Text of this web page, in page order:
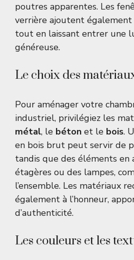
poutres apparentes. Les
verrière ajoutent
tout en laissant entrer une
généreuse.
Le choix des
Pour aménager votre
industriel, privilégiez les
métal, le béton et le bois.
en bois brut peut servir de
tandis que des éléments en
étagères ou des lampes,
l’ensemble. Les matériaux
également à l’honneur,
d’authenticité.
Les couleurs et les